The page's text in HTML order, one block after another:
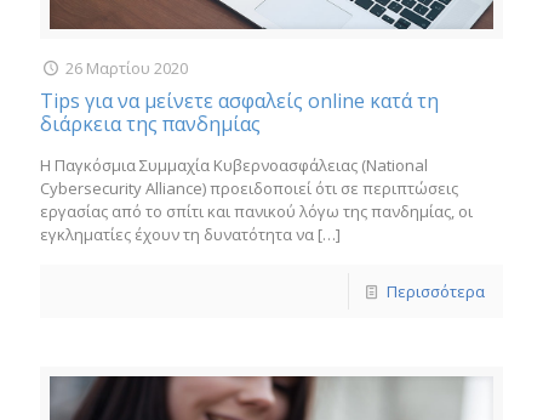
26 Μαρτίου 2020
Tips για να μείνετε ασφαλείς online κατά τη
διάρκεια της πανδημίας
Η Παγκόσμια Συμμαχία Κυβερνοασφάλειας (National
Cybersecurity Alliance) προειδοποιεί ότι σε περιπτώσεις
εργασίας από το σπίτι και πανικού λόγω της πανδημίας, οι
εγκληματίες έχουν τη δυνατότητα να […]
Περισσότερα